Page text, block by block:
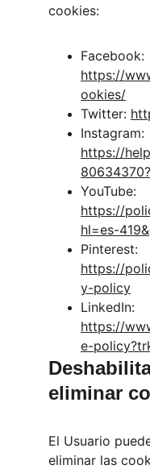
cookies:
Facebook:
https://
ookies/
Twitter:
Instagram:
https://
YouTube:
https://
hl=es-
Pinterest:
https://
y-policy
LinkedIn:
https://
e-
eliminar
El Usuario
eliminar las